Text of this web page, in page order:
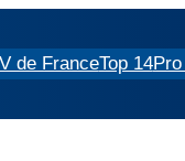
de FranceTop 14